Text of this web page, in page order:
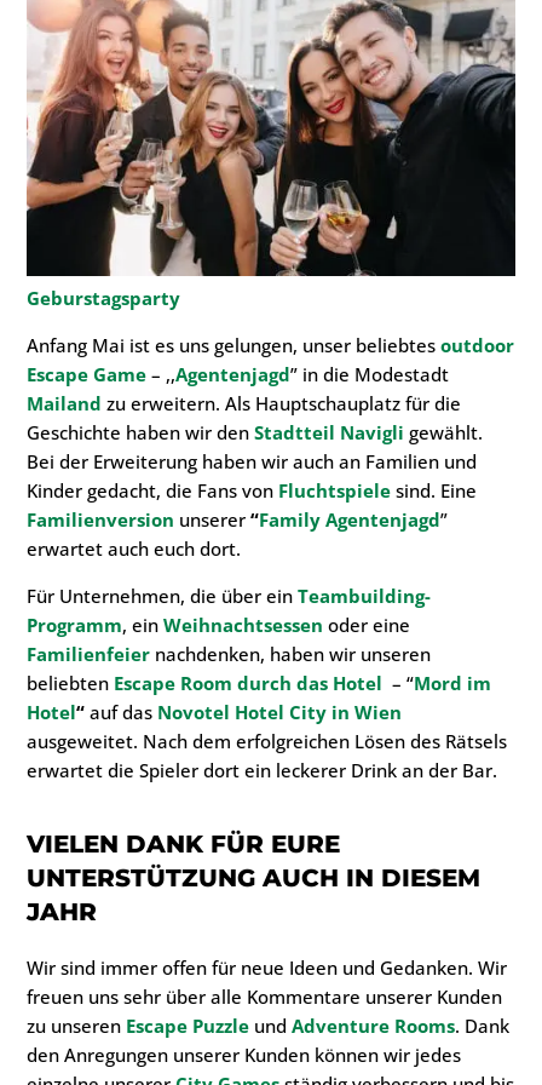
Geburstagsparty
Anfang Mai ist es uns gelungen, unser beliebtesoutdoor
Escape Game – ,,Agentenjagd” in die Modestadt
Mailandzu erweitern. Als Hauptschauplatz für die
Geschichte haben wir denStadtteil Navigligewählt.
Bei der Erweiterung haben wir auch an Familien und
Kinder gedacht, die Fans von Fluchtspiele sind. Eine
Familienversion unserer“Family Agentenjagd”
erwartet auch euch dort.
Für Unternehmen, die über einTeambuilding-
Programm, einWeihnachtsessenoder eine
Familienfeier nachdenken, haben wir unseren
beliebten Escape Room durch das Hotel – “Mord im
Hotel“ auf das Novotel Hotel City in Wien
ausgeweitet. Nach dem erfolgreichen Lösen des Rätsels
erwartet die Spieler dort ein leckerer Drink an der Bar.
VIELEN DANK FÜR EURE
UNTERSTÜTZUNG AUCH IN DIESEM
JAHR
Wir sind immer offen für neue Ideen und Gedanken. Wir
freuen uns sehr über alle Kommentare unserer Kunden
zu unseren Escape Puzzle undAdventure Rooms. Dank
den Anregungen unserer Kunden können wir jedes